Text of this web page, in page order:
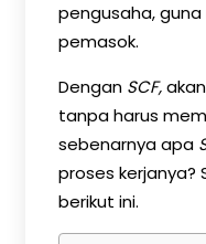
pengusaha,
pemasok.
Dengan SCF,
tanpa harus
sebenarnya apa
proses kerjanya?
berikut ini.